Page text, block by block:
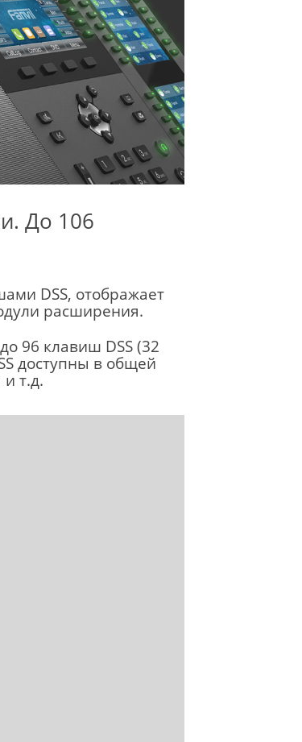
До 106
DSS, отображает
расширения.
96 клавиш DSS (32
доступны в общей
т.д.